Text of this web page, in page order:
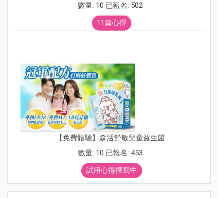
數量: 10 已報名: 502
11篇心得
【免費體驗】森活舒敏兒童益生菌
數量: 10 已報名: 453
試用心得撰寫中